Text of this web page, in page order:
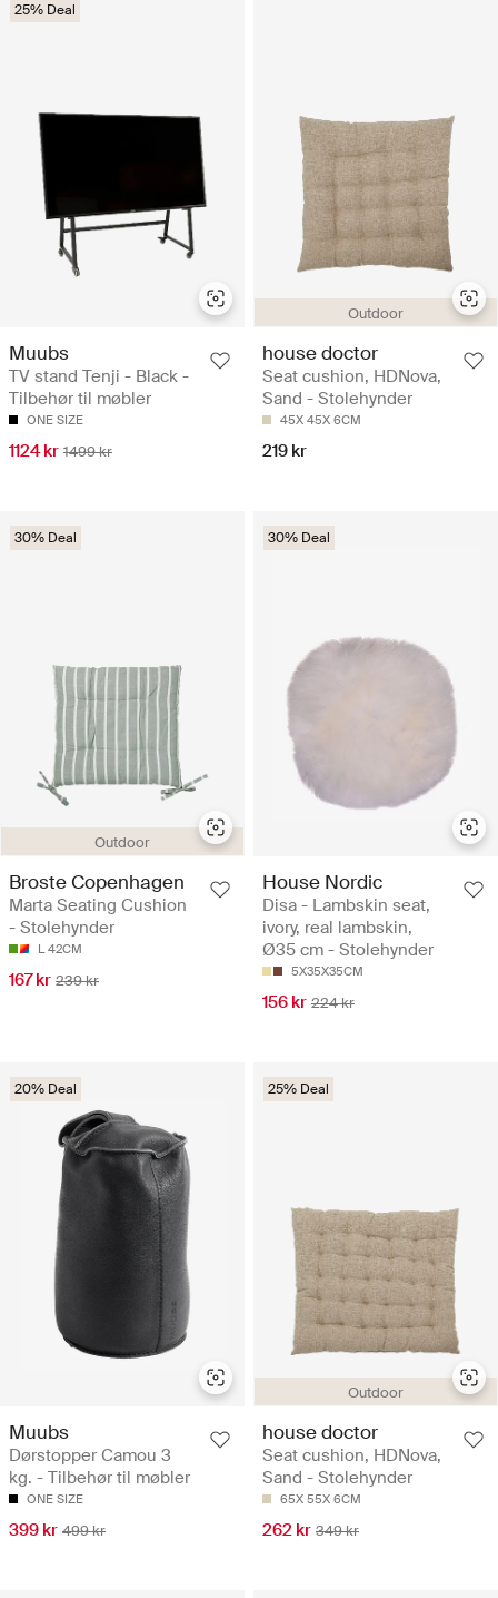
25% Deal
Muubs
TV stand Tenji - Black -
Tilbehør til møbler
ONE SIZE
1124 kr 1499 kr
Outdoor
house doctor
Seat cushion, HDNova,
Sand - Stolehynder
45X 45X 6CM
219 kr
Outdoor
30% Deal
Broste Copenhagen
Marta Seating Cushion
- Stolehynder
L 42CM
167 kr 239 kr
30% Deal
House Nordic
Disa - Lambskin seat,
ivory, real lambskin,
Ø35 cm - Stolehynder
5X35X35CM
156 kr 224 kr
20% Deal
Muubs
Dørstopper Camou 3
kg. - Tilbehør til møbler
ONE SIZE
399 kr 499 kr
Outdoor
25% Deal
house doctor
Seat cushion, HDNova,
Sand - Stolehynder
65X 55X 6CM
262 kr 349 kr